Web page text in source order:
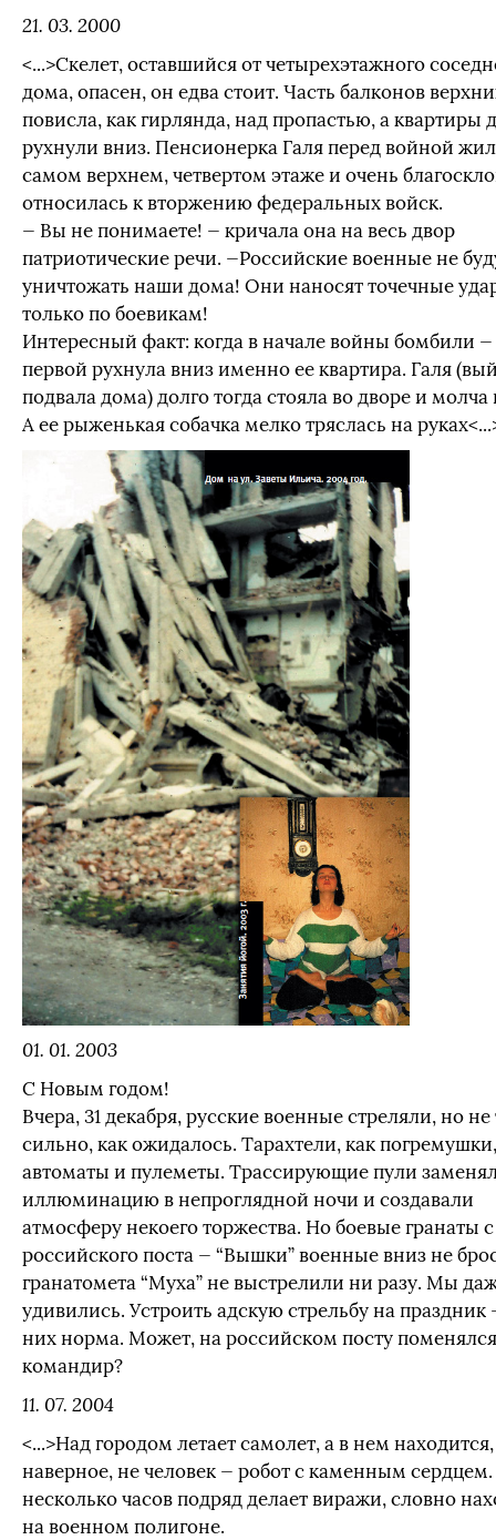
21. 03. 2000
<...>Скелет, оставшийся от четырехэтажного
дома, опасен, он едва стоит. Часть балконов
повисла, как гирлянда, над пропастью, а квартиры
рухнули вниз. Пенсионерка Галя перед войной
самом верхнем, четвертом этаже и очень
относилась к вторжению федеральных войск.
— Вы не понимаете! — кричала она на весь двор
патриотические речи. —Российские военные не
уничтожать наши дома! Они наносят точечные
только по боевикам!
Интересный факт: когда в начале войны бомбили
первой рухнула вниз именно ее квартира. Галя
подвала дома) долго тогда стояла во дворе и молча
А ее рыженькая собачка мелко тряслась на
01. 01. 2003
С Новым годом!
Вчера, 31 декабря, русские военные стреляли, но не
сильно, как ожидалось. Тарахтели, как погремушки,
автоматы и пулеметы. Трассирующие пули
иллюминацию в непроглядной ночи и создавали
атмосферу некоего торжества. Но боевые гранаты с
российского поста — “Вышки” военные вниз не
гранатомета “Муха” не выстрелили ни разу. Мы
удивились. Устроить адскую стрельбу на праздник
них норма. Может, на российском посту поменялся
командир?
11. 07. 2004
<...>Над городом летает самолет, а в нем находится,
наверное, не человек — робот с каменным
несколько часов подряд делает виражи, словно
на военном полигоне.